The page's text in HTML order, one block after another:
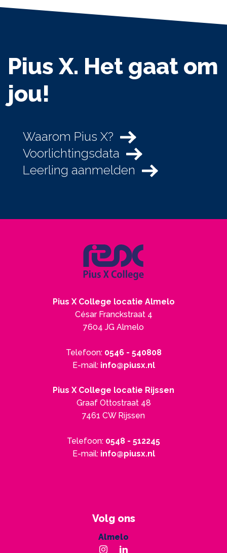
Pius X. Het gaat om
jou!
Waarom Pius X?
Voorlichtingsdata
Leerling aanmelden
Pius X College locatie Almelo
César Franckstraat 4
7604 JG Almelo
Telefoon: 0546 - 540808
E-mail: info@piusx.nl
Pius X College locatie Rijssen
Graaf Ottostraat 48
7461 CW Rijssen
Telefoon: 0548 - 512245
E-mail: info@piusx.nl
Volg ons
Almelo